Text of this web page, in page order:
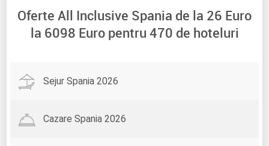
Oferte All Inclusive Spania de la 26 Euro
la 6098 Euro pentru 470 de hoteluri
Sejur Spania 2026
Cazare Spania 2026